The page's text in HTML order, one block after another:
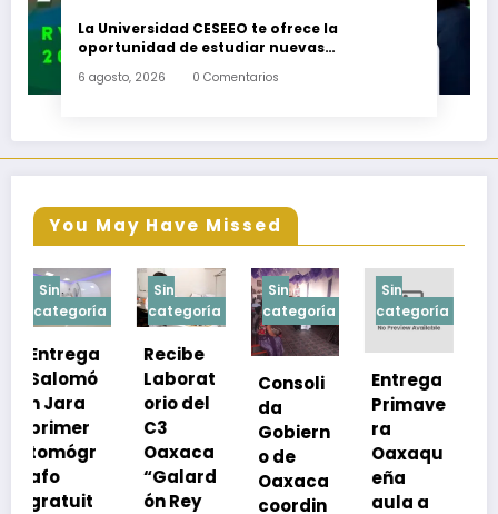
La Universidad CESEEO te ofrece la
oportunidad de estudiar nuevas
Escondido, Ixtepec y en la Matriz Juchitán.
6 agosto, 2026 0 Comentarios
You May Have Missed
Sin
categoría
Recibe
Laborat
orio del
C3
Oaxaca
“Galard
ón Rey
Sin
categoría
Consoli
da
Gobiern
o de
Oaxaca
coordin
Sin
categoría
Entrega
Primave
ra
Oaxaqu
eña
aula a
Sin
categoría
Exhorta
SSO a
vacuna
rse de
neumoc
oco